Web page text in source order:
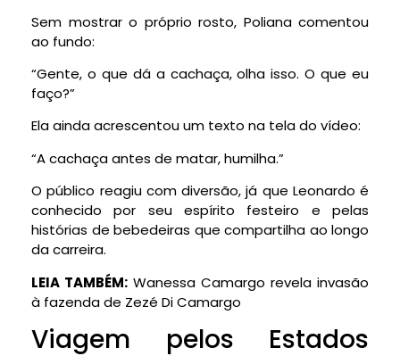
Sem mostrar o próprio rosto, Poliana comentou
ao fundo:
“Gente, o que dá a cachaça, olha isso. O que eu
faço?”
Ela ainda acrescentou um texto na tela do vídeo:
“A cachaça antes de matar, humilha.”
O público reagiu com diversão, já que Leonardo é
conhecido por seu espírito festeiro e pelas
histórias de bebedeiras que compartilha ao longo
da carreira.
LEIA TAMBÉM: Wanessa Camargo revela invasão
à fazenda de Zezé Di Camargo
Viagem pelos Estados